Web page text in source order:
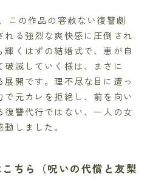
この作品の容赦ない復讐劇
れる強烈な爽快感に圧倒され
輝くはずの結婚式で、恵が自
滅していく様は、まさに
展開です。理不尽な目に遭っ
元カレを拒絶し、前を向い
讐代行ではない、一人の女
しました。
ちら（呪いの代償と友梨